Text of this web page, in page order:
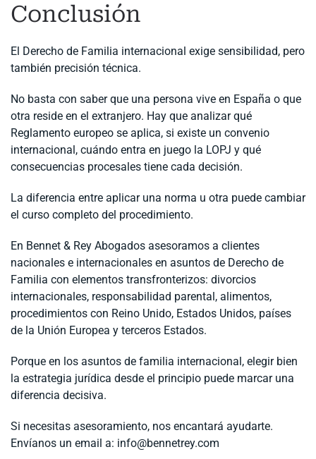
Conclusión
El Derecho de Familia internacional exige sensibilidad, pero
también precisión técnica.
No basta con saber que una persona vive en España o que
otra reside en el extranjero. Hay que analizar qué
Reglamento europeo se aplica, si existe un convenio
internacional, cuándo entra en juego la LOPJ y qué
consecuencias procesales tiene cada decisión.
La diferencia entre aplicar una norma u otra puede cambiar
el curso completo del procedimiento.
En Bennet & Rey Abogados asesoramos a clientes
nacionales e internacionales en asuntos de Derecho de
Familia con elementos transfronterizos: divorcios
internacionales, responsabilidad parental, alimentos,
procedimientos con Reino Unido, Estados Unidos, países
de la Unión Europea y terceros Estados.
Porque en los asuntos de familia internacional, elegir bien
la estrategia jurídica desde el principio puede marcar una
diferencia decisiva.
Si necesitas asesoramiento, nos encantará ayudarte.
Envíanos un email a: info@bennetrey.com